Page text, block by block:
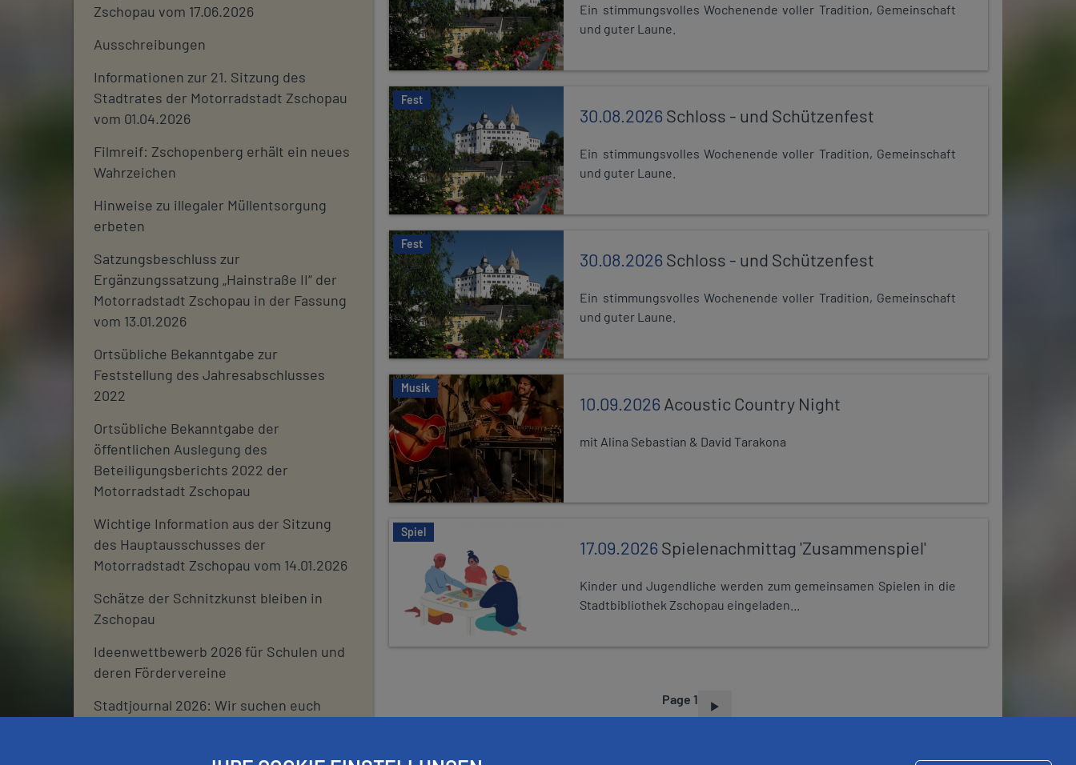
Zschopau vom 17.06.2026
Ausschreibungen
Informationen zur 21. Sitzung des
Stadtrates der Motorradstadt Zschopau
vom 01.04.2026
Filmreif: Zschopenberg erhält ein neues
Wahrzeichen
Hinweise zu illegaler Müllentsorgung
erbeten
Satzungsbeschluss zur
Ergänzungssatzung „Hainstraße II“ der
Motorradstadt Zschopau in der Fassung
vom 13.01.2026
Ortsübliche Bekanntgabe zur
Feststellung des Jahresabschlusses
2022
Ortsübliche Bekanntgabe der
öffentlichen Auslegung des
Beteiligungsberichts 2022 der
Motorradstadt Zschopau
Wichtige Information aus der Sitzung
des Hauptausschusses der
Motorradstadt Zschopau vom 14.01.2026
Schätze der Schnitzkunst bleiben in
Zschopau
Ideenwettbewerb 2026 für Schulen und
deren Fördervereine
Stadtjournal 2026: Wir suchen euch
Ein stimmungsvolles Wochenende voller Tradition, Gemeinschaft
und guter Laune.
Fest
30.08.2026Schloss - und Schützenfest
Ein stimmungsvolles Wochenende voller Tradition, Gemeinschaft
und guter Laune.
Fest
30.08.2026Schloss - und Schützenfest
Ein stimmungsvolles Wochenende voller Tradition, Gemeinschaft
und guter Laune.
Musik
10.09.2026Acoustic Country Night
mit Alina Sebastian & David Tarakona
Spiel
17.09.2026Spielenachmittag 'Zusammenspiel'
Kinder und Jugendliche werden zum gemeinsamen Spielen in die
Stadtbibliothek Zschopau eingeladen...
P
G
Page 1